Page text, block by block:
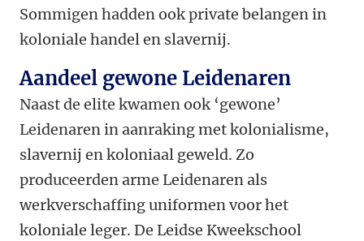
Sommigen hadden ook private belangen in
koloniale handel en slavernij.
Aandeel gewone Leidenaren
Naast de elite kwamen ook ‘gewone’
Leidenaren in aanraking met kolonialisme,
slavernij en koloniaal geweld. Zo
produceerden arme Leidenaren als
werkverschaffing uniformen voor het
koloniale leger. De Leidse Kweekschool